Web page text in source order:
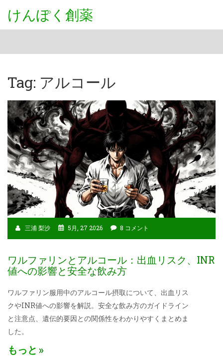
けんぽく創薬
Tag: アルコール
三浦 梨沙 5月, 27 2026 8 コメント
ワルファリンとアルコール：出血リスク、INR
値への影響と安全な飲み方
ワルファリン服用中のアルコール摂取について、出血リス
クやINR値への影響を解説。安全な飲み方のガイドライン
と注意点、遺伝的要因との関係性をわかりやすくまとめま
した。
もっと